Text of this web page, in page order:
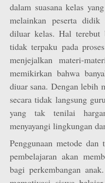
dalam suasana kelas
melainkan peserta
diluar kelas. Hal terebut
tidak terpaku pada
menjejalkan materi-
memikirkan bahwa
diuar sana. Dengan lebih
secara tidak langsung
yang tak tenilai
menyayangi lingkungan
Penggunaan metode
pembelajaran akan
bagi perkembangan